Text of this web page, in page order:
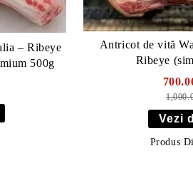
– Ribeye
500g
Antricot de vită
Ribeye
Vezi
Produs